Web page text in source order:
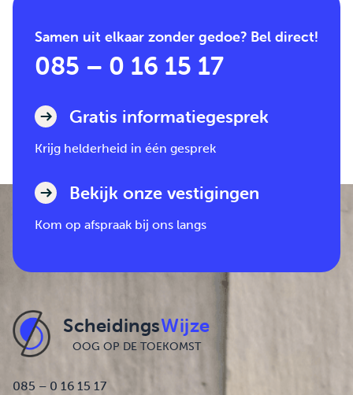
Samen uit elkaar zonder gedoe? Bel direct!
085 – 0 16 15 17
Gratis informatiegesprek
Krijg helderheid in één gesprek
Bekijk onze vestigingen
Kom op afspraak bij ons langs
ScheidingsWijze
OOG OP DE TOEKOMST
085 – 0 16 15 17